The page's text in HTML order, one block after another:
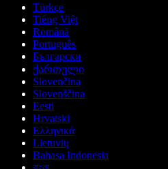
Türkçe
Tiếng Việt
Română
Português
Български
ქართული
Slovenčina
Slovenščina
Eesti
Hrvatski
Ελληνικά
Lietuvių
Bahasa Indonesia